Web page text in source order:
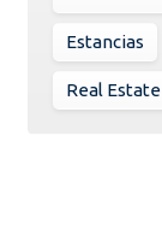
Estancias
Real Estate